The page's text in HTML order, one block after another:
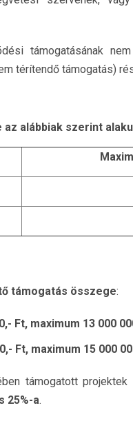
támogatásának
térítendő támogatás)
alábbiak szerint
támogatás összege:
Ft, maximum 13 000
Ft, maximum 15 000
támogatott
25%-a.